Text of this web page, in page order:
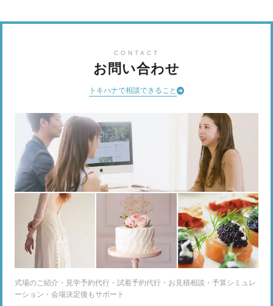
CONTACT
お問い合わせ
トキハナで相談できること
式場のご紹介・見学予約代行・試着予約代行・お見積相談・予算シミュレ
ーション・会場決定後もサポート